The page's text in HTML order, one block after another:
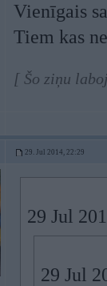
Vienīgais
Tiem kas
[ Šo ziņu
29. Jul 2014, 22:29
29 Jul
29 Jul